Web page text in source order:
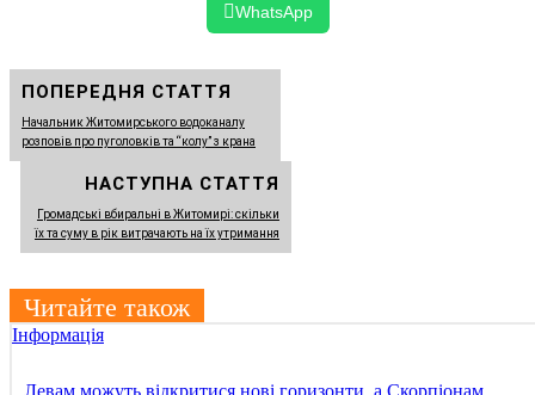
WhatsApp
ПОПЕРЕДНЯ СТАТТЯ
Начальник Житомирського водоканалу
розповів про пуголовків та “колу” з крана
НАСТУПНА СТАТТЯ
Громадські вбиральні в Житомирі: скільки
їх та суму в рік витрачають на їх утримання
Читайте також
Інформація